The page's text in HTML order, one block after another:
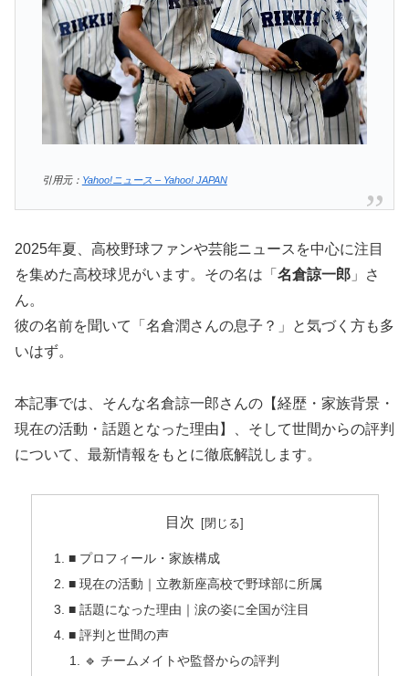
引用元： Yahoo!ニュース – Yahoo! JAPAN
2025年夏、高校野球ファンや芸能ニュースを中心に注目
を集めた高校球児がいます。その名は「 名倉諒一郎 」さ
ん。
彼の名前を聞いて「名倉潤さんの息子？」と気づく方も多
いはず。
本記事では、そんな名倉諒一郎さんの【経歴・家族背景・
現在の活動・話題となった理由】、そして世間からの評判
について、最新情報をもとに徹底解説します。
目次
■ プロフィール・家族構成
■ 現在の活動｜立教新座高校で野球部に所属
■ 話題になった理由｜涙の姿に全国が注目
■ 評判と世間の声
🔹 チームメイトや監督からの評判